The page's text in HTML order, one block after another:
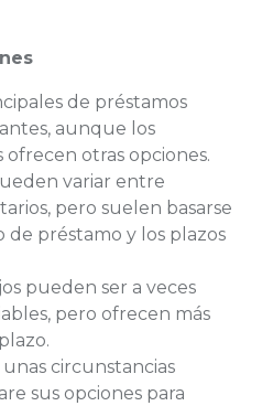
de préstamos
aunque los
ofrecen otras opciones.
variar entre
pero suelen basarse
de préstamo y los plazos
pueden ser a veces
pero ofrecen más
circunstancias
sus opciones para